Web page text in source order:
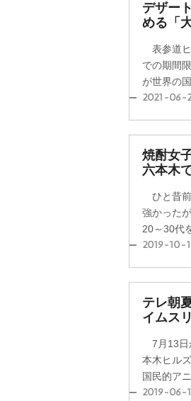
デザー
める「
表参道ヒ
での期間
が世界の
2021-06-
焼酎女
六本木
ひと昔前
強かった
20～30代
2019-10-
テレ朝
イムス
7月13日
本木ヒル
国民的ア
2019-06-